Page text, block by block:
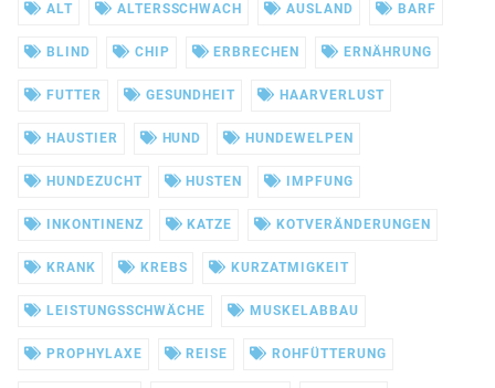
ALT ALTERSSCHWACH AUSLAND BARF
BLIND CHIP ERBRECHEN ERNÄHRUNG
FUTTER GESUNDHEIT HAARVERLUST
HAUSTIER HUND HUNDEWELPEN
HUNDEZUCHT HUSTEN IMPFUNG
INKONTINENZ KATZE KOTVERÄNDERUNGEN
KRANK KREBS KURZATMIGKEIT
LEISTUNGSSCHWÄCHE MUSKELABBAU
PROPHYLAXE REISE ROHFÜTTERUNG